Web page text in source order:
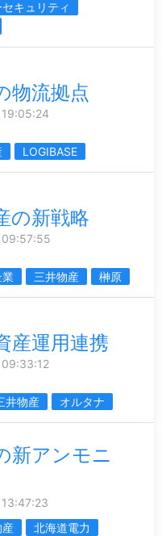
キュリティ
物流拠点
LOGIBASE
の新戦略
業 三井物産 榊原
産運用連携
井物産 オルタナ
新アンモニ
産
北海道電力